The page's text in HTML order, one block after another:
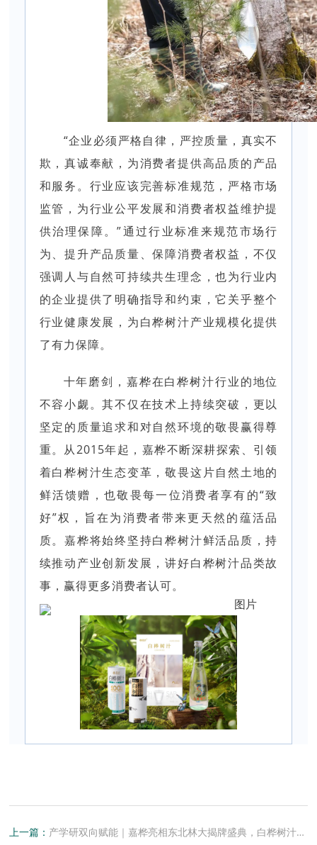
“企业必须严格自律，严控质量，真实不
欺，真诚奉献，为消费者提供高品质的产品
和服务。行业应该完善标准规范，严格市场
监管，为行业公平发展和消费者权益维护提
供治理保障。”通过行业标准来规范市场行
为、提升产品质量、保障消费者权益，不仅
强调人与自然可持续共生理念，也为行业内
的企业提供了明确指导和约束，它关乎整个
行业健康发展，为白桦树汁产业规模化提供
了有力保障。
十年磨剑，嘉桦在白桦树汁行业的地位
不容小觑。其不仅在技术上持续突破，更以
坚定的质量追求和对自然环境的敬畏赢得尊
重。从2015年起，嘉桦不断深耕探索、引领
着白桦树汁生态变革，敬畏这片自然土地的
鲜活馈赠，也敬畏每一位消费者享有的“致
好”权，旨在为消费者带来更天然的蕴活品
质。嘉桦将始终坚持白桦树汁鲜活品质，持
续推动产业创新发展，讲好白桦树汁品类故
事，赢得更多消费者认可。
上一篇： 产学研双向赋能｜嘉桦亮相东北林大揭牌盛典，白桦树汁产业即将迎来新变局？